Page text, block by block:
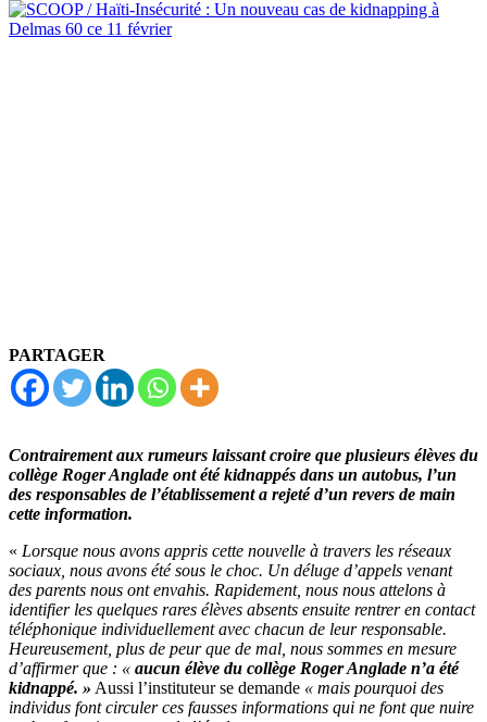
PARTAGER
Contrairement aux rumeurs laissant croire que plusieurs élèves du
collège Roger Anglade ont été kidnappés dans un autobus, l’un
des responsables de l’établissement a rejeté d’un revers de main
cette information.
« Lorsque nous avons appris cette nouvelle à travers les réseaux
sociaux, nous avons été sous le choc. Un déluge d’appels venant
des parents nous ont envahis. Rapidement, nous nous attelons à
identifier les quelques rares élèves absents ensuite rentrer en contact
téléphonique individuellement avec chacun de leur responsable.
Heureusement, plus de peur que de mal, nous sommes en mesure
d’affirmer que : « aucun élève du collège Roger Anglade n’a été
kidnappé. » Aussi l’instituteur se demande « mais pourquoi des
individus font circuler ces fausses informations qui ne font que nuire